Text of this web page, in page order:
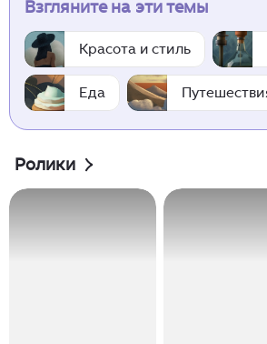
Взгляните на эти темы
Красота и стиль
Еда
Ролики